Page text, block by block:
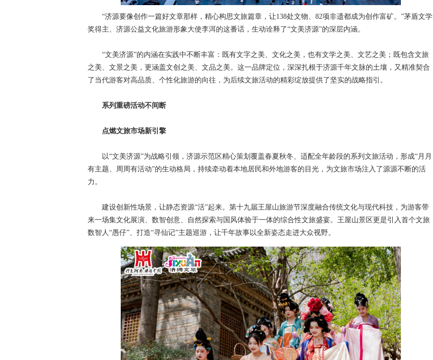
“济源要像创作一篇好文章那样，精心构思文旅篇章，让138处文物、82项非遗都成为创作富矿。”茅盾文学
奖得主、济源公益文化旅游形象大使李洱的这番话，生动诠释了“文美济源”的深层内涵。
“文美济源”的内涵在实践中不断丰富：既有文字之美、文化之美，也有文学之美、文艺之美；既包含文旅
之美、文景之美，更涵盖文创之美、文品之美。这一品牌定位，深深扎根于济源千年文脉的土壤，又精准契合
了当代游客对高品质、个性化旅游的向往，为后续文旅活动的精彩绽放提供了坚实的战略指引。
系列重磅活动不间断
点燃文旅市场新引擎
以“文美济源”为战略引领，济源示范区精心策划覆盖春夏秋冬、适配全年龄段的系列文旅活动，形成“月月
有主题、周周有活动”的生动格局，持续牵动着本地居民和外地游客的目光，为文旅市场注入了源源不断的活
力。
建设创新性场景，让静态资源“活”起来。第十九届王屋山旅游节深度融合传统文化与现代科技，为游客带
来一场集文化展演、数智创意、自然探索与国风体验于一体的综合性文旅盛宴。王屋山景区更是引入首个文旅
数智人“愚仔”、打造“寻仙记”主题巡游，让千年故事以全新姿态走进大众视野。